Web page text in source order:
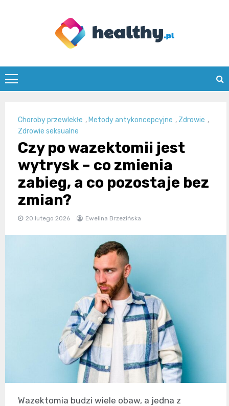
healthy.pl
Choroby przewlekłe ,Metody antykoncepcyjne , Zdrowie ,
Zdrowie seksualne
Czy po wazektomii jest
wytrysk – co zmienia
zabieg, a co pozostaje bez
zmian?
20 lutego 2026 Ewelina Brzezińska
Wazektomia budzi wiele obaw, a jedna z